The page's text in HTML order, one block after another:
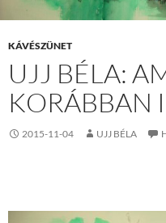
KÁVÉSZÜNET
UJJ BÉLA:
KORÁBBAN
2015-11-04 UJJ BÉLA